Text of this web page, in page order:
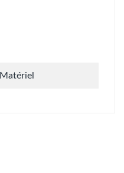
Matériel